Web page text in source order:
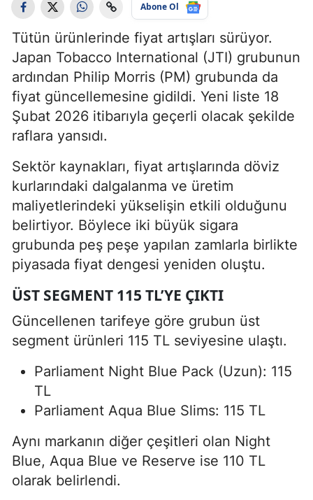
Abone Ol
Tütün ürünlerinde fiyat artışları sürüyor.
Japan Tobacco International (JTI) grubunun
ardından Philip Morris (PM) grubunda da
fiyat güncellemesine gidildi. Yeni liste 18
Şubat 2026 itibarıyla geçerli olacak şekilde
raflara yansıdı.
Sektör kaynakları, fiyat artışlarında döviz
kurlarındaki dalgalanma ve üretim
maliyetlerindeki yükselişin etkili olduğunu
belirtiyor. Böylece iki büyük sigara
grubunda peş peşe yapılan zamlarla birlikte
piyasada fiyat dengesi yeniden oluştu.
ÜST SEGMENT 115 TL’YE ÇIKTI
Güncellenen tarifeye göre grubun üst
segment ürünleri 115 TL seviyesine ulaştı.
Parliament Night Blue Pack (Uzun): 115
TL
Parliament Aqua Blue Slims: 115 TL
Aynı markanın diğer çeşitleri olan Night
Blue, Aqua Blue ve Reserve ise 110 TL
olarak belirlendi.